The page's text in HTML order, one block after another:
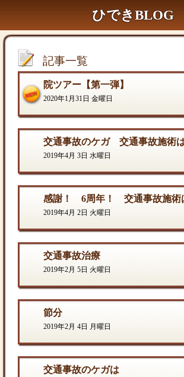
ひできBLOG
記事一覧
院ツアー【第一弾】
2020年1月31日 金曜日
2019年4月 3日 水曜日
2019年4月 2日 火曜日
交通事故治療
2019年2月 5日 火曜日
節分
2019年2月 4日 月曜日
交通事故のケガは